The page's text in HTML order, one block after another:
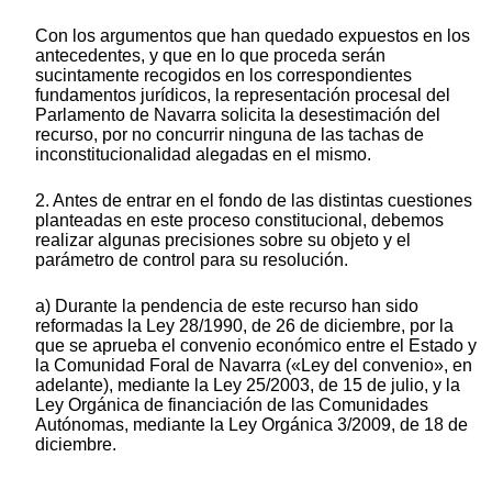
Con los argumentos que han quedado expuestos en los
antecedentes, y que en lo que proceda serán
sucintamente recogidos en los correspondientes
fundamentos jurídicos, la representación procesal del
Parlamento de Navarra solicita la desestimación del
recurso, por no concurrir ninguna de las tachas de
inconstitucionalidad alegadas en el mismo.
2. Antes de entrar en el fondo de las distintas cuestiones
planteadas en este proceso constitucional, debemos
realizar algunas precisiones sobre su objeto y el
parámetro de control para su resolución.
a) Durante la pendencia de este recurso han sido
reformadas la Ley 28/1990, de 26 de diciembre, por la
que se aprueba el convenio económico entre el Estado y
la Comunidad Foral de Navarra («Ley del convenio», en
adelante), mediante la Ley 25/2003, de 15 de julio, y la
Ley Orgánica de financiación de las Comunidades
Autónomas, mediante la Ley Orgánica 3/2009, de 18 de
diciembre.